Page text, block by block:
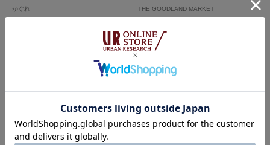
かぐれ
THE GOODLAND MARKET
HE GOODLAND MARKET